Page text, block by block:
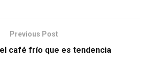
Previous Post
café frío que es tendencia